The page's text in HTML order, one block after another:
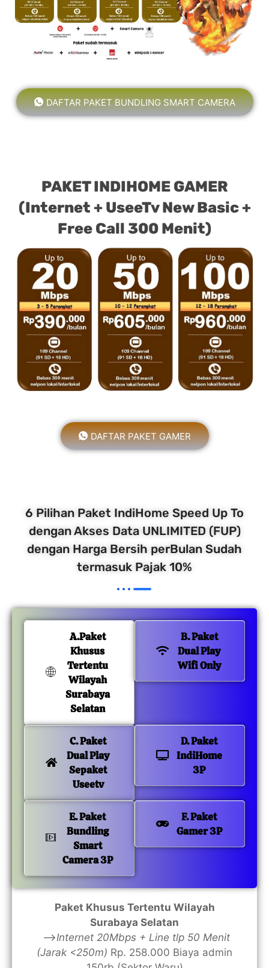
DAFTAR PAKET BUNDLING SMART CAMERA
PAKET INDIHOME GAMER
(Internet + UseeTv New Basic +
Free Call 300 Menit)
DAFTAR PAKET GAMER
6 Pilihan Paket IndiHome Speed Up To
dengan Akses Data UNLIMITED (FUP)
dengan Harga Bersih perBulan Sudah
termasuk Pajak 10%
A.Paket
Khusus
Tertentu
Wilayah
Surabaya
Selatan
B. Paket
Dual Play
Wifi Only
C. Paket
Dual Play
Sepaket
Useetv
D. Paket
IndiHome
3P
E. Paket
Bundling
Smart
Camera 3P
F. Paket
Gamer 3P
Paket Khusus Tertentu Wilayah
Surabaya Selatan
—>Internet 20Mbps + Line tlp 50 Menit
(Jarak <250m) Rp. 258.000 Biaya admin